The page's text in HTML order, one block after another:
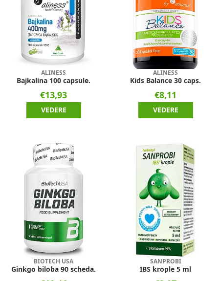
ALINESS
Bajkalina 100 capsule.
€13,93
VEDERE
ALINESS
Kids Balance 30 caps.
€8,11
VEDERE
BIOTECH USA
Ginkgo biloba 90 scheda.
SANPROBI
IBS krople 5 ml